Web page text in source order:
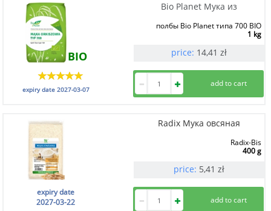
Bio Planet Мука из
BIO
полбы Bio Planet типа 700 BIO
1 kg
price: 14,41 zł
expiry date 2027-03-07
Radix Мука овсяная
Radix-Bis
400 g
price: 5,41 zł
expiry date
2027-03-22